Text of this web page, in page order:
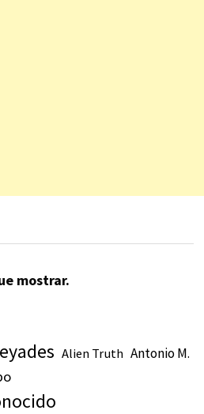
mostrar.
Alien Truth Antonio M.